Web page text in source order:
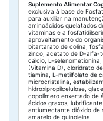
Suplemento Alimentar
exclusiva à base de
para auxiliar na
aminoácidos quelatados
vitaminas e a
aproveitamento do
bitartarato de colina,
zinco, acetato de D-alfa-
cálcio, L-
(Vitamina D), cloridrato
tiamina, L-metilfolato de
microcristalina,
hidroxipropilcelulose,
copolímero enxertado de
ácidos graxos,
antiumectante dióxido de
amarelo de quinoleína.